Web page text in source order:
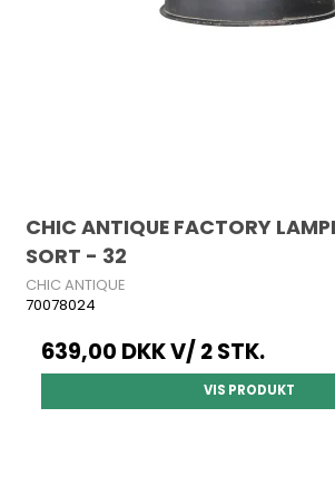
CHIC ANTIQUE FACTORY
SORT - 32
CHIC ANTIQUE
70078024
639,00 DKKV/ 2 STK.
VIS PRODUKT